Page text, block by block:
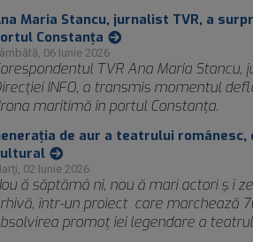
Maria Stancu, jurnalist TVR, a
Constanța
06 Iunie 2026
TVR Ana Maria Stancu,
INFO, a transmis momentul
maritimă în portul Constanța.
de aur a teatrului românesc,
02 Iunie 2026
ă săptămâ ni, nou ă mari actori ș i
într-un proiect care marchează
promoț iei legendare a